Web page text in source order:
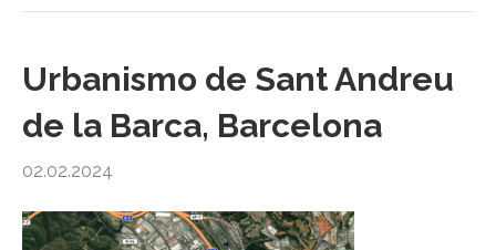
Urbanismo de Sant Andreu
de la Barca, Barcelona
02.02.2024